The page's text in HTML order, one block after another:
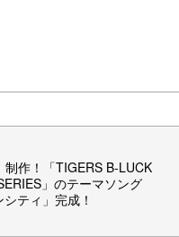
制作！「TIGERS B-LUCK
」のテーマソング
シティ」完成！